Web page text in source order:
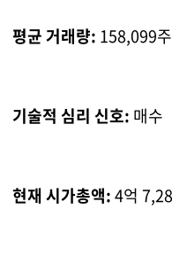
평균 거래량: 158,099주
기술적 심리 신호: 매수
현재 시가총액:4억